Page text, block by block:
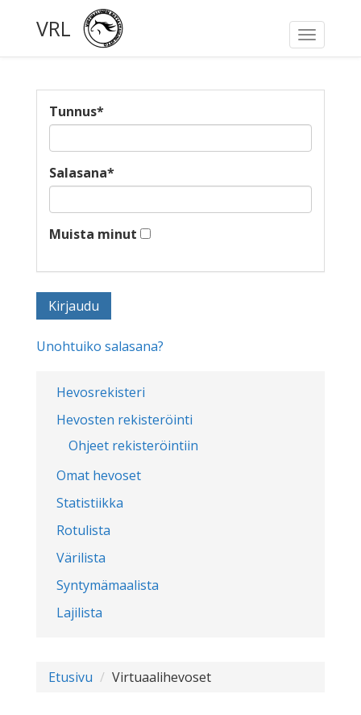
Toggle
VRL
Hevosrekisteri
Hevosten rekisteröinti
Ohjeet rekisteröintiin
Omat hevoset
Statistiikka
Rotulista
Värilista
Syntymämaalista
Lajilista
Tunnus*
Salasana*
Muista minut
Unohtuiko salasana?
Etusivu Virtuaalihevoset